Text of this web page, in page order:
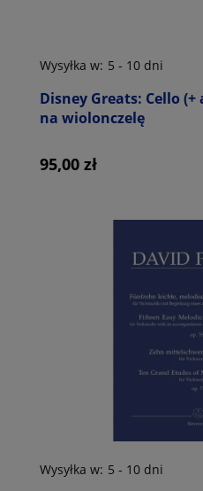
Disney Greats: Cello
na wiolonczelę
Wysyłka w: 5 - 10 dni
95,00 zł
Wysyłka w: 5 - 10 dni